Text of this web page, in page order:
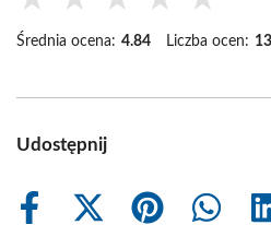
Średnia ocena: 4.84 Liczba ocen: 13
Udostępnij
Share
Share
Share
Share